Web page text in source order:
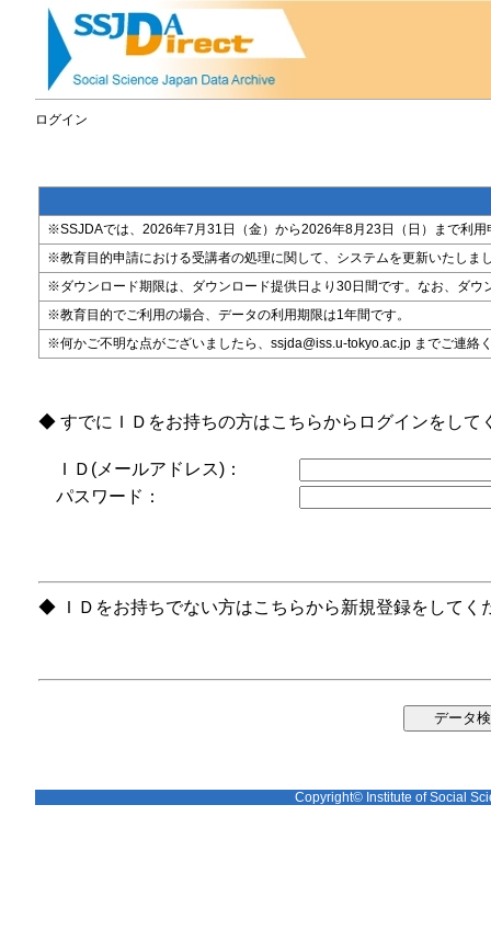
ログイン
※SSJDAでは、2026年7月31日（金）から2026年8月23日（日）まで利
※教育目的申請における受講者の処理に関して、システムを更新いたしま
※ダウンロード期限は、ダウンロード提供日より30日間です。なお、ダ
※教育目的でご利用の場合、データの利用期限は1年間です。
※何かご不明な点がございましたら、ssjda@iss.u-tokyo.ac.jp までご連絡
◆ すでにＩＤをお持ちの方はこちらからログインをして
ＩＤ(メールアドレス)：
パスワード：
◆ ＩＤをお持ちでない方はこちらから新規登録をしてく
Copyright© Institute of Social